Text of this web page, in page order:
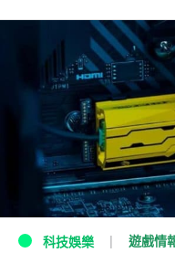
科技娛樂 遊戲情